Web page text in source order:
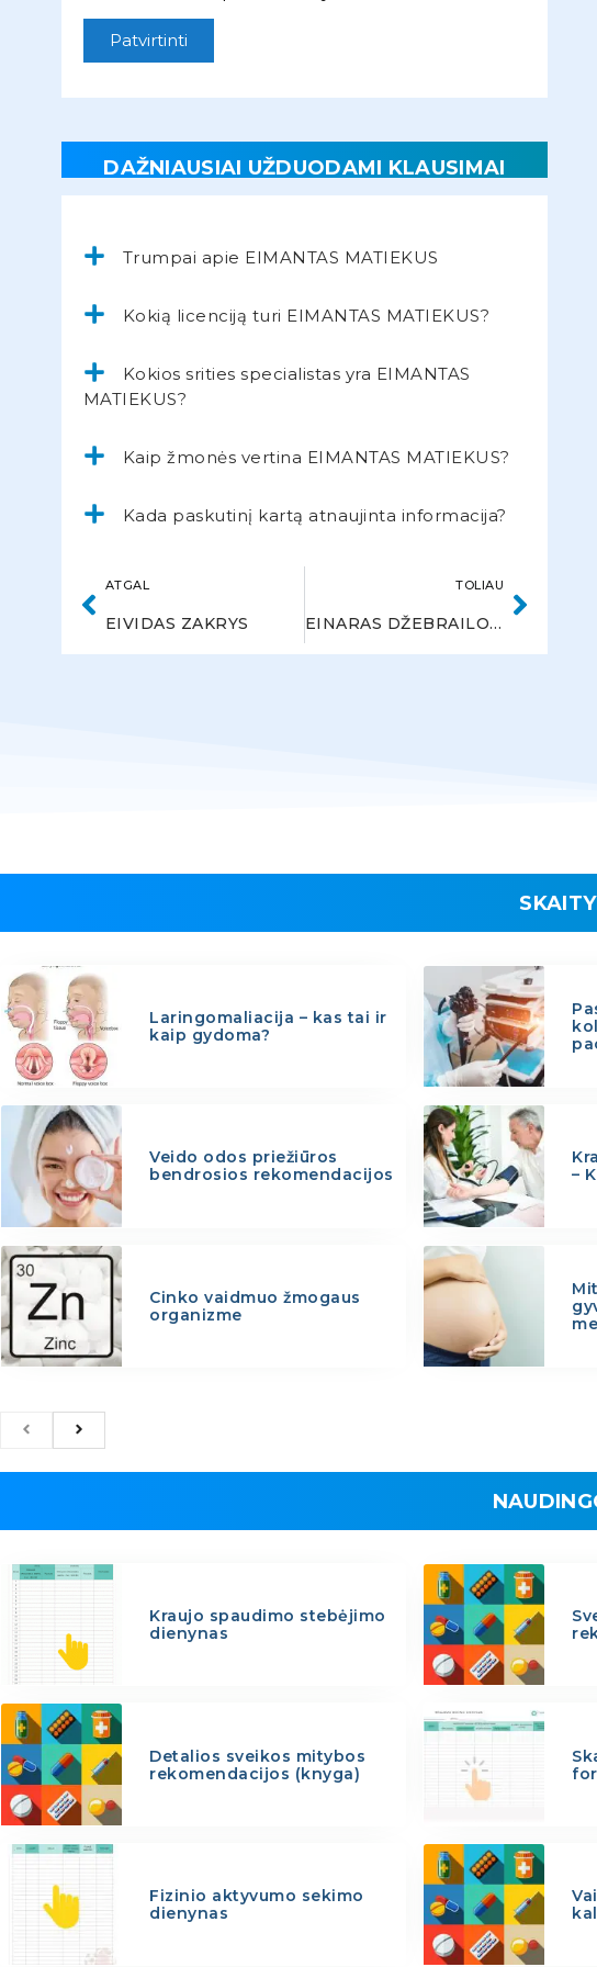
Patvirtinti
DAŽNIAUSIAI UŽDUODAMI KLAUSIMAI
Trumpai apie EIMANTAS MATIEKUS
Kokią licenciją turi EIMANTAS MATIEKUS?
Kokios srities specialistas yra EIMANTAS
MATIEKUS?
Kaip žmonės vertina EIMANTAS MATIEKUS?
Kada paskutinį kartą atnaujinta informacija?
ATGAL
EIVIDAS ZAKRYS
TOLIAU
EINARAS DŽEBRAILOVAS
Laringomaliacija – kas tai ir
kaip gydoma?
Veido odos priežiūros
bendrosios rekomendacijos
–
Cinko vaidmuo žmogaus
organizme
Kraujo spaudimo stebėjimo
dienynas
Detalios sveikos mitybos
rekomendacijos (knyga)
Fizinio aktyvumo sekimo
dienynas